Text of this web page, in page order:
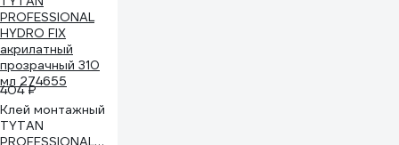
404 ₽
Клей монтажный
TYTAN
PROFESSIONAL